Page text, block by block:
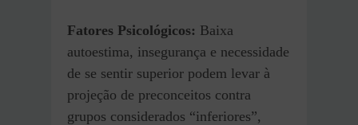
Fatores Psicológicos: Baixa
autoestima, insegurança e necessidade
de se sentir superior podem levar à
projeção de preconceitos contra
grupos considerados “inferiores”,